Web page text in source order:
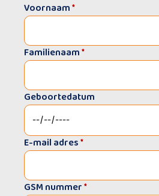
Voornaam*
Familienaam*
Geboortedatum
E-mail adres*
GSM nummer*